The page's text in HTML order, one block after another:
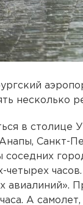
несколько
в столице
Санкт-
соседних
четырех
авиалиний».
А